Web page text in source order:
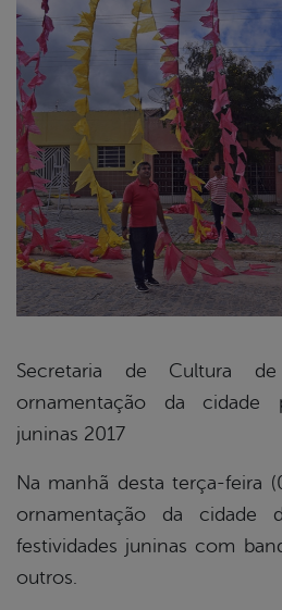
Secretaria de Cultura
ornamentação da cidade
juninas 2017
Na manhã desta terça-feira
ornamentação da cidade
festividades juninas com
outros.